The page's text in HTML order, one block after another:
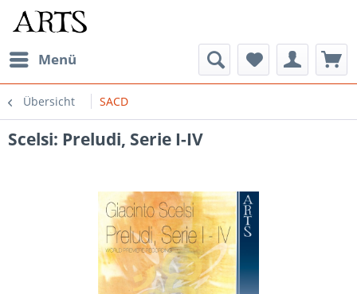
Menü
Übersicht SACD
Scelsi: Preludi, Serie I-IV